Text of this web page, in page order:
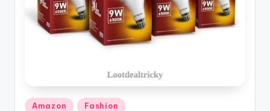
Posted
Amazon Fashion